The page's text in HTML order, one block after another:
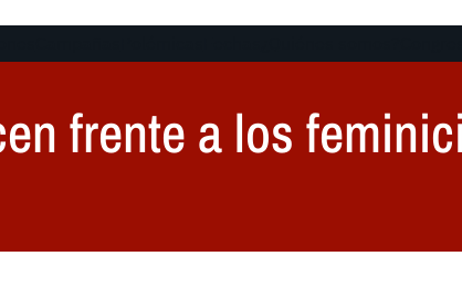
frente a los